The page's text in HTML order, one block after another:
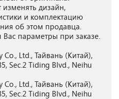
дизайн,
и комплектацию
об этом продавца.
параметры при заказе.
Ltd., Тайвань (Китай),
Sec.2 Tiding Blvd., Neihu
Ltd., Тайвань (Китай),
Sec.2 Tiding Blvd., Neihu